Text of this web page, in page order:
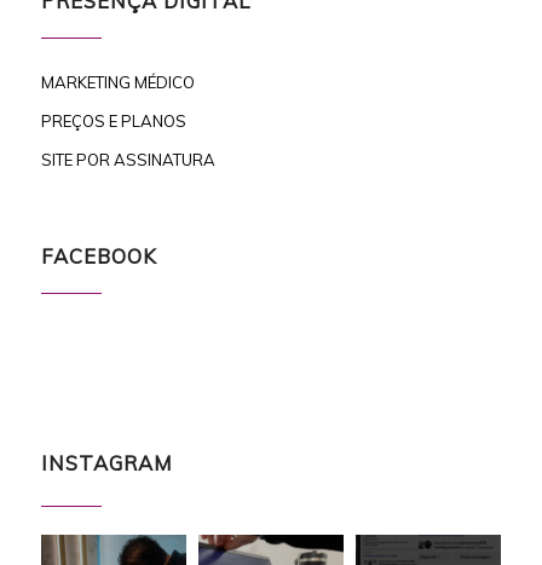
MARKETING MÉDICO
PREÇOS E PLANOS
SITE POR ASSINATURA
FACEBOOK
INSTAGRAM